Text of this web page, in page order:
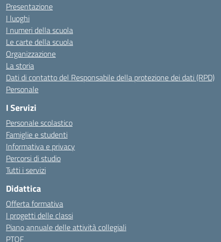
Presentazione
I luoghi
I numeri della scuola
Le carte della scuola
Organizzazione
La storia
Dati di contatto del Responsabile della protezione dei dati (RPD)
Personale
I Servizi
Personale scolastico
Famiglie e studenti
Informativa e privacy
Percorsi di studio
Tutti i servizi
Didattica
Offerta formativa
I progetti delle classi
Piano annuale delle attività collegiali
PTOF